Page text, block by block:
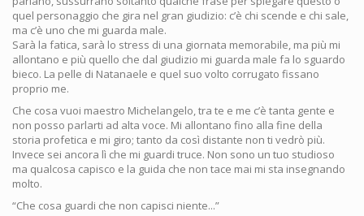
quel personaggio che gira nel gran giudizio: c’è chi scende e chi sale,
ma c’è uno che mi guarda male.
Sarà la fatica, sarà lo stress di una giornata memorabile, ma più mi
allontano e più quello che dal giudizio mi guarda male fa lo sguardo
bieco. La pelle di Natanaele e quel suo volto corrugato fissano
proprio me.
Che cosa vuoi maestro Michelangelo, tra te e me c’è tanta gente e
non posso parlarti ad alta voce. Mi allontano fino alla fine della
storia profetica e mi giro; tanto da così distante non ti vedrò più.
Invece sei ancora lì che mi guardi truce. Non sono un tuo studioso
ma qualcosa capisco e la guida che non tace mai mi sta insegnando
molto.
“Che cosa guardi che non capisci niente...”